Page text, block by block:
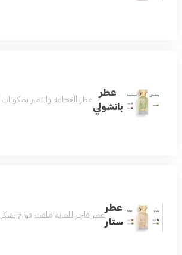
عطر
باتشولي
عطر الفخامة والتميز
عطر
ستار
عطر فاخر للغاية ملفت فواح بشكل